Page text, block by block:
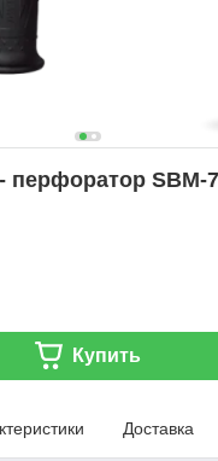
перфоратор SBM-
Купить
Доставка